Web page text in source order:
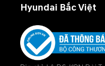
Hyundai Bắc Việt